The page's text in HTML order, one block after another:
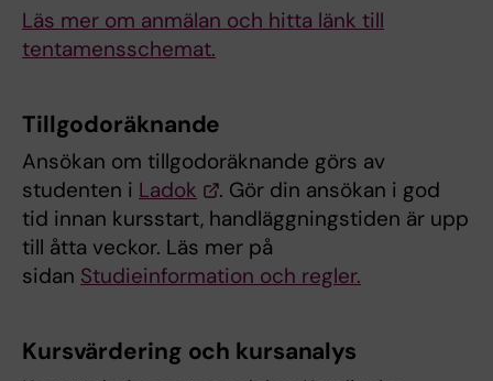
Läs mer om anmälan och hitta länk till
tentamensschemat.
Tillgodoräknande
Ansökan om tillgodoräknande görs av
studenten i Ladok
. Gör din ansökan i god
tid innan kursstart, handläggningstiden är upp
till åtta veckor. Läs mer på
sidan Studieinformation och regler.
Kursvärdering och kursanalys